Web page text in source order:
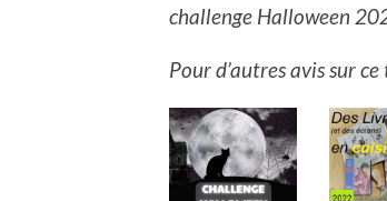
challenge Halloween
Pour d’autres avis sur